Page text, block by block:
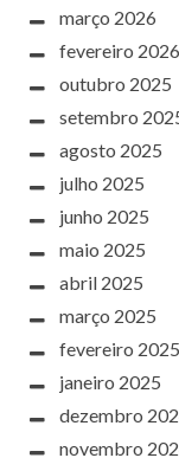
março 2026
fevereiro 2026
outubro 2025
setembro
agosto 2025
julho 2025
junho 2025
maio 2025
abril 2025
março 2025
fevereiro 2025
janeiro 2025
dezembro
novembro